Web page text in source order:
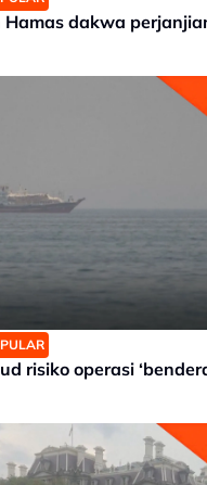
dakwa
risiko operasi